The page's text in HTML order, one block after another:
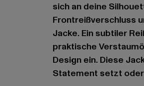
sich an deine
Frontreißverschluss
Jacke. Ein subtiler
praktische
Design ein. Diese
Statement setzt